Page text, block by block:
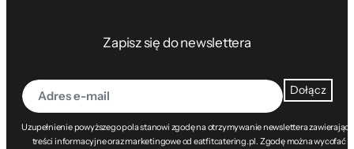
Zapisz się do newslettera
Uzupełnienie powyższego pola stanowi zgodę na otrzymywanie newslettera
treści informacyjne oraz marketingowe od eatfitcatering.pl. Zgodę można wycofać w
Dołącz